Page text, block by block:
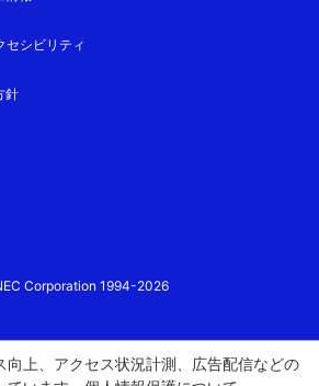
向上、アクセス状況計測、広告配信などの
セシビリティ
針
Corporation 1994-2026